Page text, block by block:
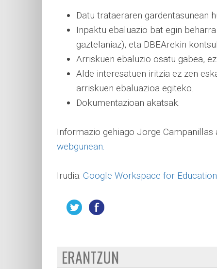
Datu trataeraren gardentasunean
Inpaktu ebaluazio bat egin
gaztelaniaz), eta DBEArekin
Arriskuen ebaluzio osatu gabea,
Alde interesatuen iritzia ez zen
arriskuen ebaluazioa egiteko.
Dokumentazioan akatsak.
Informazio gehiago Jorge
webgunean.
Irudia: Google Workspace for Education
ERANTZUN